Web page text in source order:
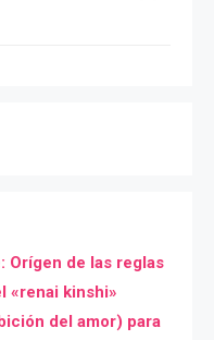
Orígen de las reglas
«renai kinshi»
del amor) para